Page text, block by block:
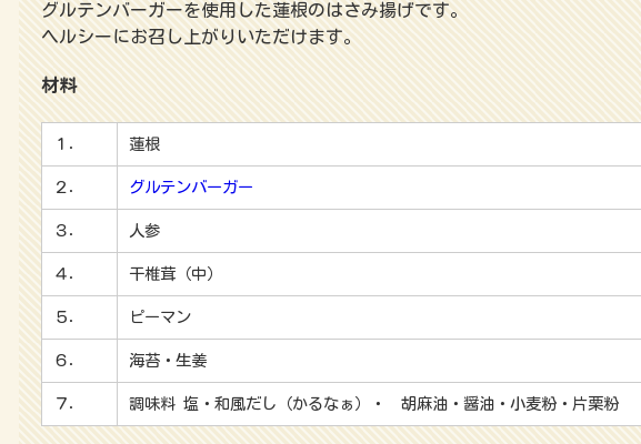
グルテンバーガーを使用した蓮根のはさみ揚げです。
ヘルシーにお召し上がりいただけます。
材料
１． 蓮根
２． グルテンバーガー
３． 人参
４． 干椎茸（中）
５． ピーマン
６． 海苔・生姜
７． 調味料 塩・和風だし（かるなぁ）・ 胡麻油・醤油・小麦粉・片栗粉